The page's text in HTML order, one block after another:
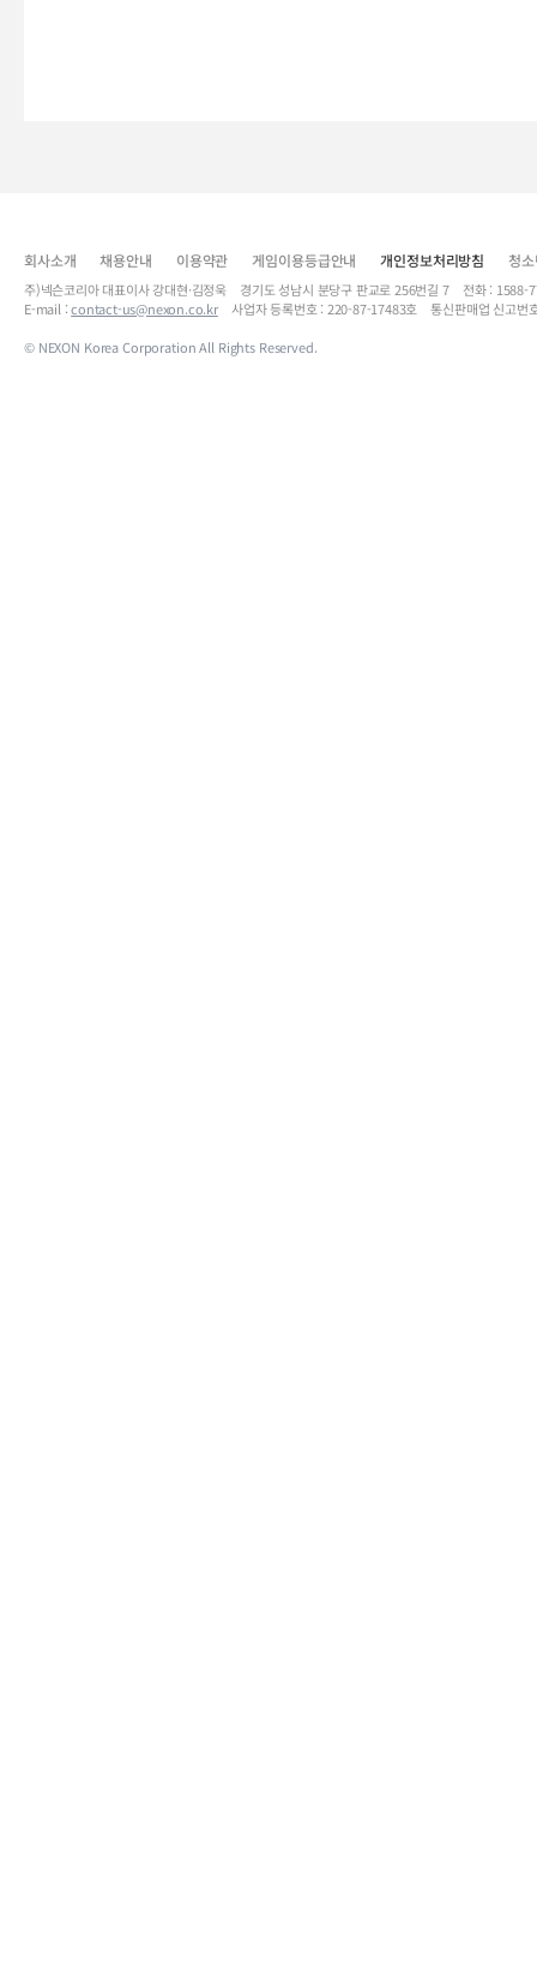
회사소개 채용안내 이용약관 게임이용등급안내 개인정보처리방침 청
주)넥슨코리아 대표이사 강대현·김정욱 경기도 성남시 분당구 판교로 256번길 7 전화 :
E-mail :contact-us@nexon.co.kr사업자 등록번호 : 220-87-17483호 통신판매업 신고번
© NEXON Korea Corporation All Rights Reserved.